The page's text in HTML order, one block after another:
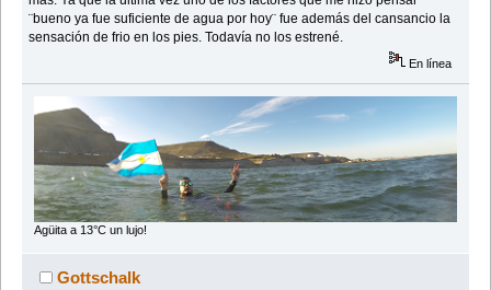
¨bueno ya fue suficiente de agua por hoy¨ fue además del cansancio la
sensación de frio en los pies. Todavía no los estrené.
En línea
Agüita a 13°C un lujo!
Gottschalk